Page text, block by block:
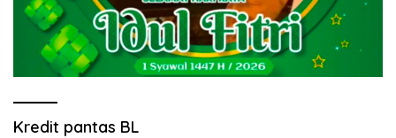
Kredit pantas BL